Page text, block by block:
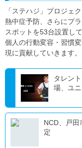
「ステハジ」プロジェ
熱中症予防、さらにプ
スポットを53台設置し
個人の行動変容・習慣
現に貢献していきます。
タレン
場、ユ
NCD、戸田
定